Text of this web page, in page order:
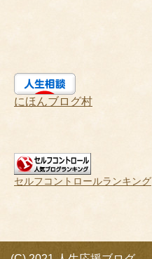
にほんブログ村
セルフコントロールランキング